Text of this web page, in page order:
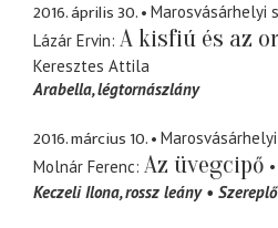
2016. április 30.
Marosvásárhelyi
Lázár Ervin A kisfiú és az
Keresztes Attila
Arabella légtornászlány
2016. március 10.
Molnár Ferenc Az üvegcipő
Keczeli Ilona rossz leány Szereplő